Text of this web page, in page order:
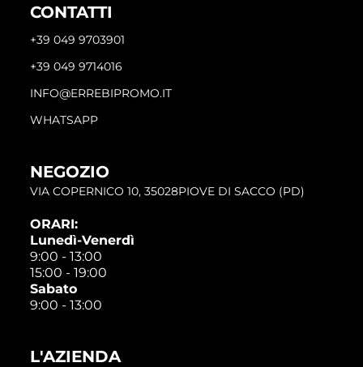
CONTATTI
+39 049 9703901
+39 049 9714016
INFO@ERREBIPROMO.IT
WHATSAPP
NEGOZIO
VIA COPERNICO 10, 35028PIOVE DI SACCO (PD)
ORARI:
Lunedì-Venerdì
9:00 - 13:00
15:00 - 19:00
Sabato
9:00 - 13:00
L'AZIENDA